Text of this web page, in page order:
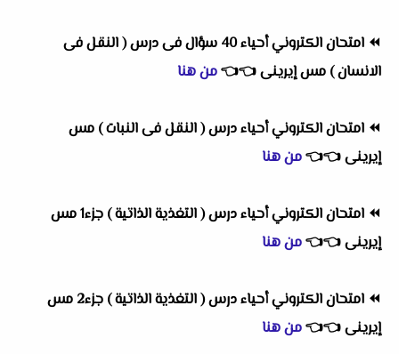
⏪
امتحان الكتروني أحياء 40 سؤال فى درس ( النقل فى
الانسان ) مس إيرينى👈
👈من هنا
⏪ امتحان الكتروني أحياء درس ( النقل فى النبات ) مس
إيرينى👈
👈من هنا
⏪
امتحان الكتروني أحياء درس ( التغذية الذاتية ) جزء1 مس
إيرينى👈
👈من هنا
⏪
امتحان الكتروني أحياء درس ( التغذية الذاتية ) جزء2 مس
إيرينى👈
👈من هنا